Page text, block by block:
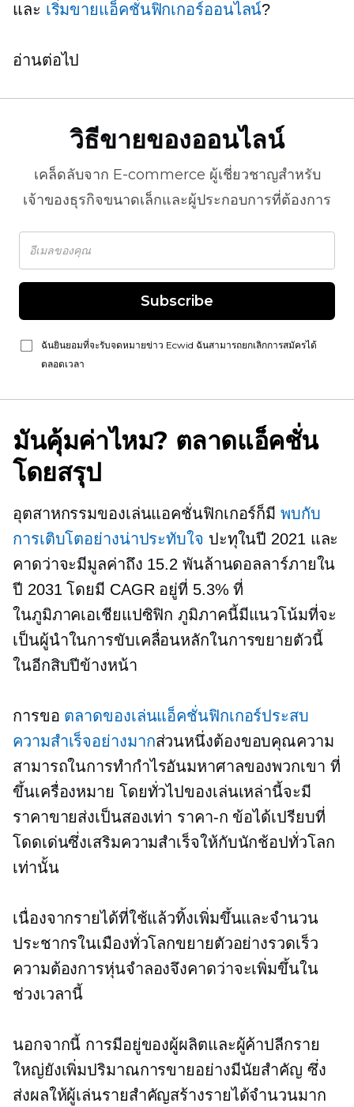
และ เริ่มขายแอ็คชั่นฟิกเกอร์ออนไลน์?
อ่านต่อไป
วิธีขายของออนไลน์
เคล็ดลับจาก E-commerce ผู้เชี่ยวชาญสำหรับ
เจ้าของธุรกิจขนาดเล็กและผู้ประกอบการที่ต้องการ
Subscribe
ฉันยินยอมที่จะรับจดหมายข่าว Ecwid ฉันสามารถยกเลิกการสมัครได้
ตลอดเวลา
มันคุ้มค่าไหม? ตลาดแอ็คชั่น
โดยสรุป
อุตสาหกรรมของเล่นแอคชั่นฟิกเกอร์ก็มีพบกับ
การเติบโตอย่างน่าประทับใจ ปะทุในปี 2021 และ
คาดว่าจะมีมูลค่าถึง 15.2 พันล้านดอลลาร์ภายใน
ปี 2031 โดยมี CAGR อยู่ที่ 5.3% ที่
ในภูมิภาคเอเชียแปซิฟิก ภูมิภาคนี้มีแนวโน้มที่จะ
เป็นผู้นำในการขับเคลื่อนหลักในการขยายตัวนี้
ในอีกสิบปีข้างหน้า
การขอ ตลาดของเล่นแอ็คชั่นฟิกเกอร์ประสบ
ความสำเร็จอย่างมากส่วนหนึ่งต้องขอบคุณความ
สามารถในการทำกำไรอันมหาศาลของพวกเขา ที่
ขึ้นเครื่องหมาย โดยทั่วไปของเล่นเหล่านี้จะมี
ราคาขายส่งเป็นสองเท่า ราคา-ก ข้อได้เปรียบที่
โดดเด่นซึ่งเสริมความสำเร็จให้กับนักช้อปทั่วโลก
เท่านั้น
เนื่องจากรายได้ที่ใช้แล้วทิ้งเพิ่มขึ้นและจำนวน
ประชากรในเมืองทั่วโลกขยายตัวอย่างรวดเร็ว
ความต้องการหุ่นจำลองจึงคาดว่าจะเพิ่มขึ้นใน
ช่วงเวลานี้
นอกจากนี้ การมีอยู่ของผู้ผลิตและผู้ค้าปลีกราย
ใหญ่ยังเพิ่มปริมาณการขายอย่างมีนัยสำคัญ ซึ่ง
ส่งผลให้ผู้เล่นรายสำคัญสร้างรายได้จำนวนมาก